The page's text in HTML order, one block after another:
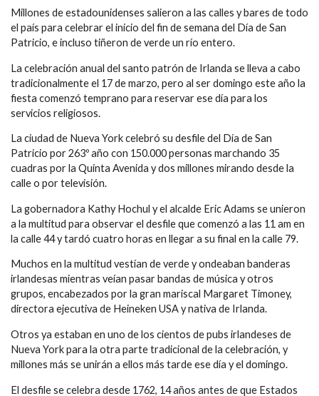
Millones de estadounidenses salieron a las calles y bares de todo
el país para celebrar el inicio del fin de semana del Día de San
Patricio, e incluso tiñeron de verde un río entero.
La celebración anual del santo patrón de Irlanda se lleva a cabo
tradicionalmente el 17 de marzo, pero al ser domingo este año la
fiesta comenzó temprano para reservar ese día para los
servicios religiosos.
La ciudad de Nueva York celebró su desfile del Día de San
Patricio por 263º año con 150.000 personas marchando 35
cuadras por la Quinta Avenida y dos millones mirando desde la
calle o por televisión.
La gobernadora Kathy Hochul y el alcalde Eric Adams se unieron
a la multitud para observar el desfile que comenzó a las 11 am en
la calle 44 y tardó cuatro horas en llegar a su final en la calle 79.
Muchos en la multitud vestían de verde y ondeaban banderas
irlandesas mientras veían pasar bandas de música y otros
grupos, encabezados por la gran mariscal Margaret Timoney,
directora ejecutiva de Heineken USA y nativa de Irlanda.
Otros ya estaban en uno de los cientos de pubs irlandeses de
Nueva York para la otra parte tradicional de la celebración, y
millones más se unirán a ellos más tarde ese día y el domingo.
El desfile se celebra desde 1762, 14 años antes de que Estados